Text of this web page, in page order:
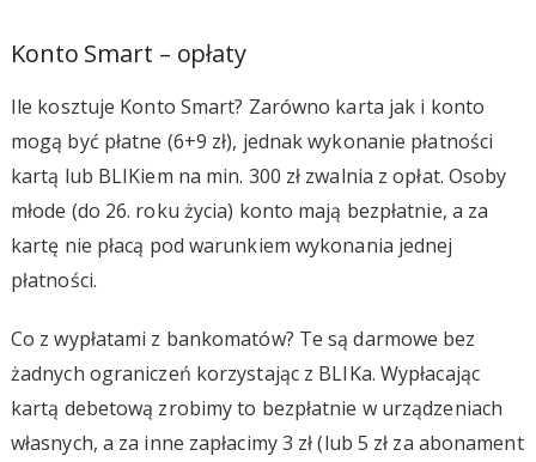
Konto Smart – opłaty
Ile kosztuje Konto Smart? Zarówno karta jak i konto
mogą być płatne (6+9 zł), jednak wykonanie płatności
kartą lub BLIKiem na min. 300 zł zwalnia z opłat. Osoby
młode (do 26. roku życia) konto mają bezpłatnie, a za
kartę nie płacą pod warunkiem wykonania jednej
płatności.
Co z wypłatami z bankomatów? Te są darmowe bez
żadnych ograniczeń korzystając z BLIKa. Wypłacając
kartą debetową zrobimy to bezpłatnie w urządzeniach
własnych, a za inne zapłacimy 3 zł (lub 5 zł za abonament